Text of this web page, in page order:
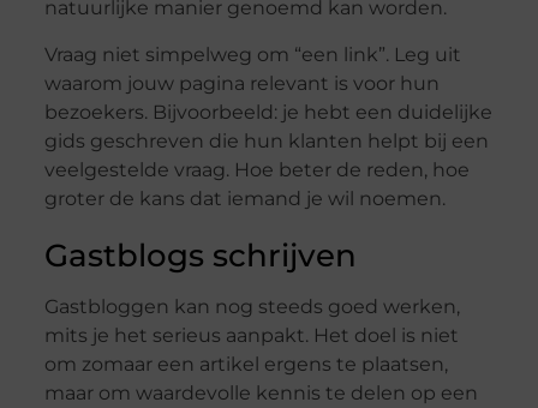
natuurlijke manier genoemd kan worden.
Vraag niet simpelweg om “een link”. Leg uit
waarom jouw pagina relevant is voor hun
bezoekers. Bijvoorbeeld: je hebt een duidelijke
gids geschreven die hun klanten helpt bij een
veelgestelde vraag. Hoe beter de reden, hoe
groter de kans dat iemand je wil noemen.
Gastblogs schrijven
Gastbloggen kan nog steeds goed werken,
mits je het serieus aanpakt. Het doel is niet
om zomaar een artikel ergens te plaatsen,
maar om waardevolle kennis te delen op een